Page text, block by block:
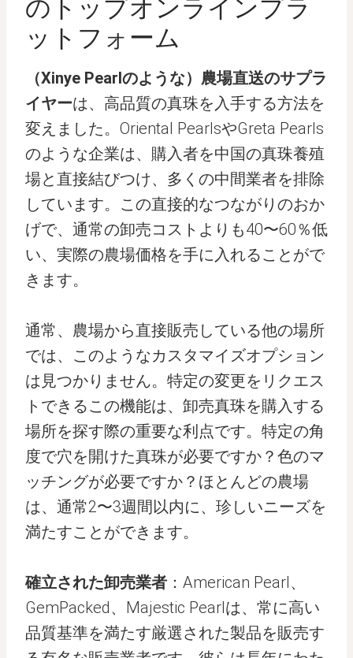
のトップオンラインプラ
ットフォーム
（Xinye Pearlのような）農場直送のサプラ
イヤーは、高品質の真珠を入手する方法を
変えました。Oriental PearlsやGreta Pearls
のような企業は、購入者を中国の真珠養殖
場と直接結びつけ、多くの中間業者を排除
しています。この直接的なつながりのおか
げで、通常の卸売コストよりも40〜60％低
い、実際の農場価格を手に入れることがで
きます。
通常、農場から直接販売している他の場所
では、このようなカスタマイズオプション
は見つかりません。特定の変更をリクエス
トできるこの機能は、卸売真珠を購入する
場所を探す際の重要な利点です。特定の角
度で穴を開けた真珠が必要ですか？色のマ
ッチングが必要ですか？ほとんどの農場
は、通常2〜3週間以内に、珍しいニーズを
満たすことができます。
確立された卸売業者 ：American Pearl、
GemPacked、Majestic Pearlは、常に高い
品質基準を満たす厳選された製品を販売す